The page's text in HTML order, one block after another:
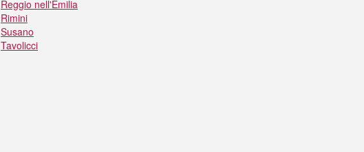
Reggio nell'Emilia
Rimini
Susano
Tavolicci